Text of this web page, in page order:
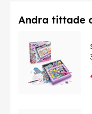
Andra tittade